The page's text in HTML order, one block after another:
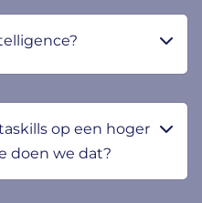
op een hoger
doen we dat?